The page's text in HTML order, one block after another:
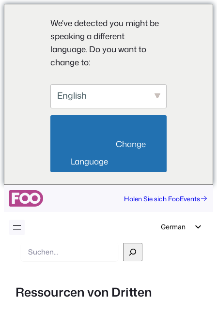
We've detected you might be
speaking a different
language. Do you want to
change to:
English
Language
Holen Sie sich FooEvents
German
Suche
Ressourcen von Dritten